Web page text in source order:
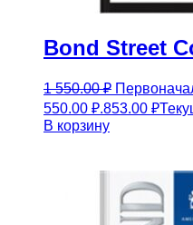
Bond Street
1 550.00₽
550.00 ₽.853.00 ₽
В корзину